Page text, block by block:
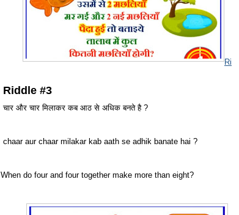
Ri
Riddle #3
चार और चार मिलाकर कब आठ से अधिक बनते है ?
chaar aur chaar milakar kab aath se adhik banate hai ?
When do four and four together make more than eight?